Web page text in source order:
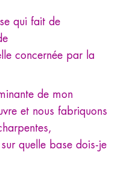
qui fait de
concernée par la
de mon
et nous fabriquons
quelle base dois-je